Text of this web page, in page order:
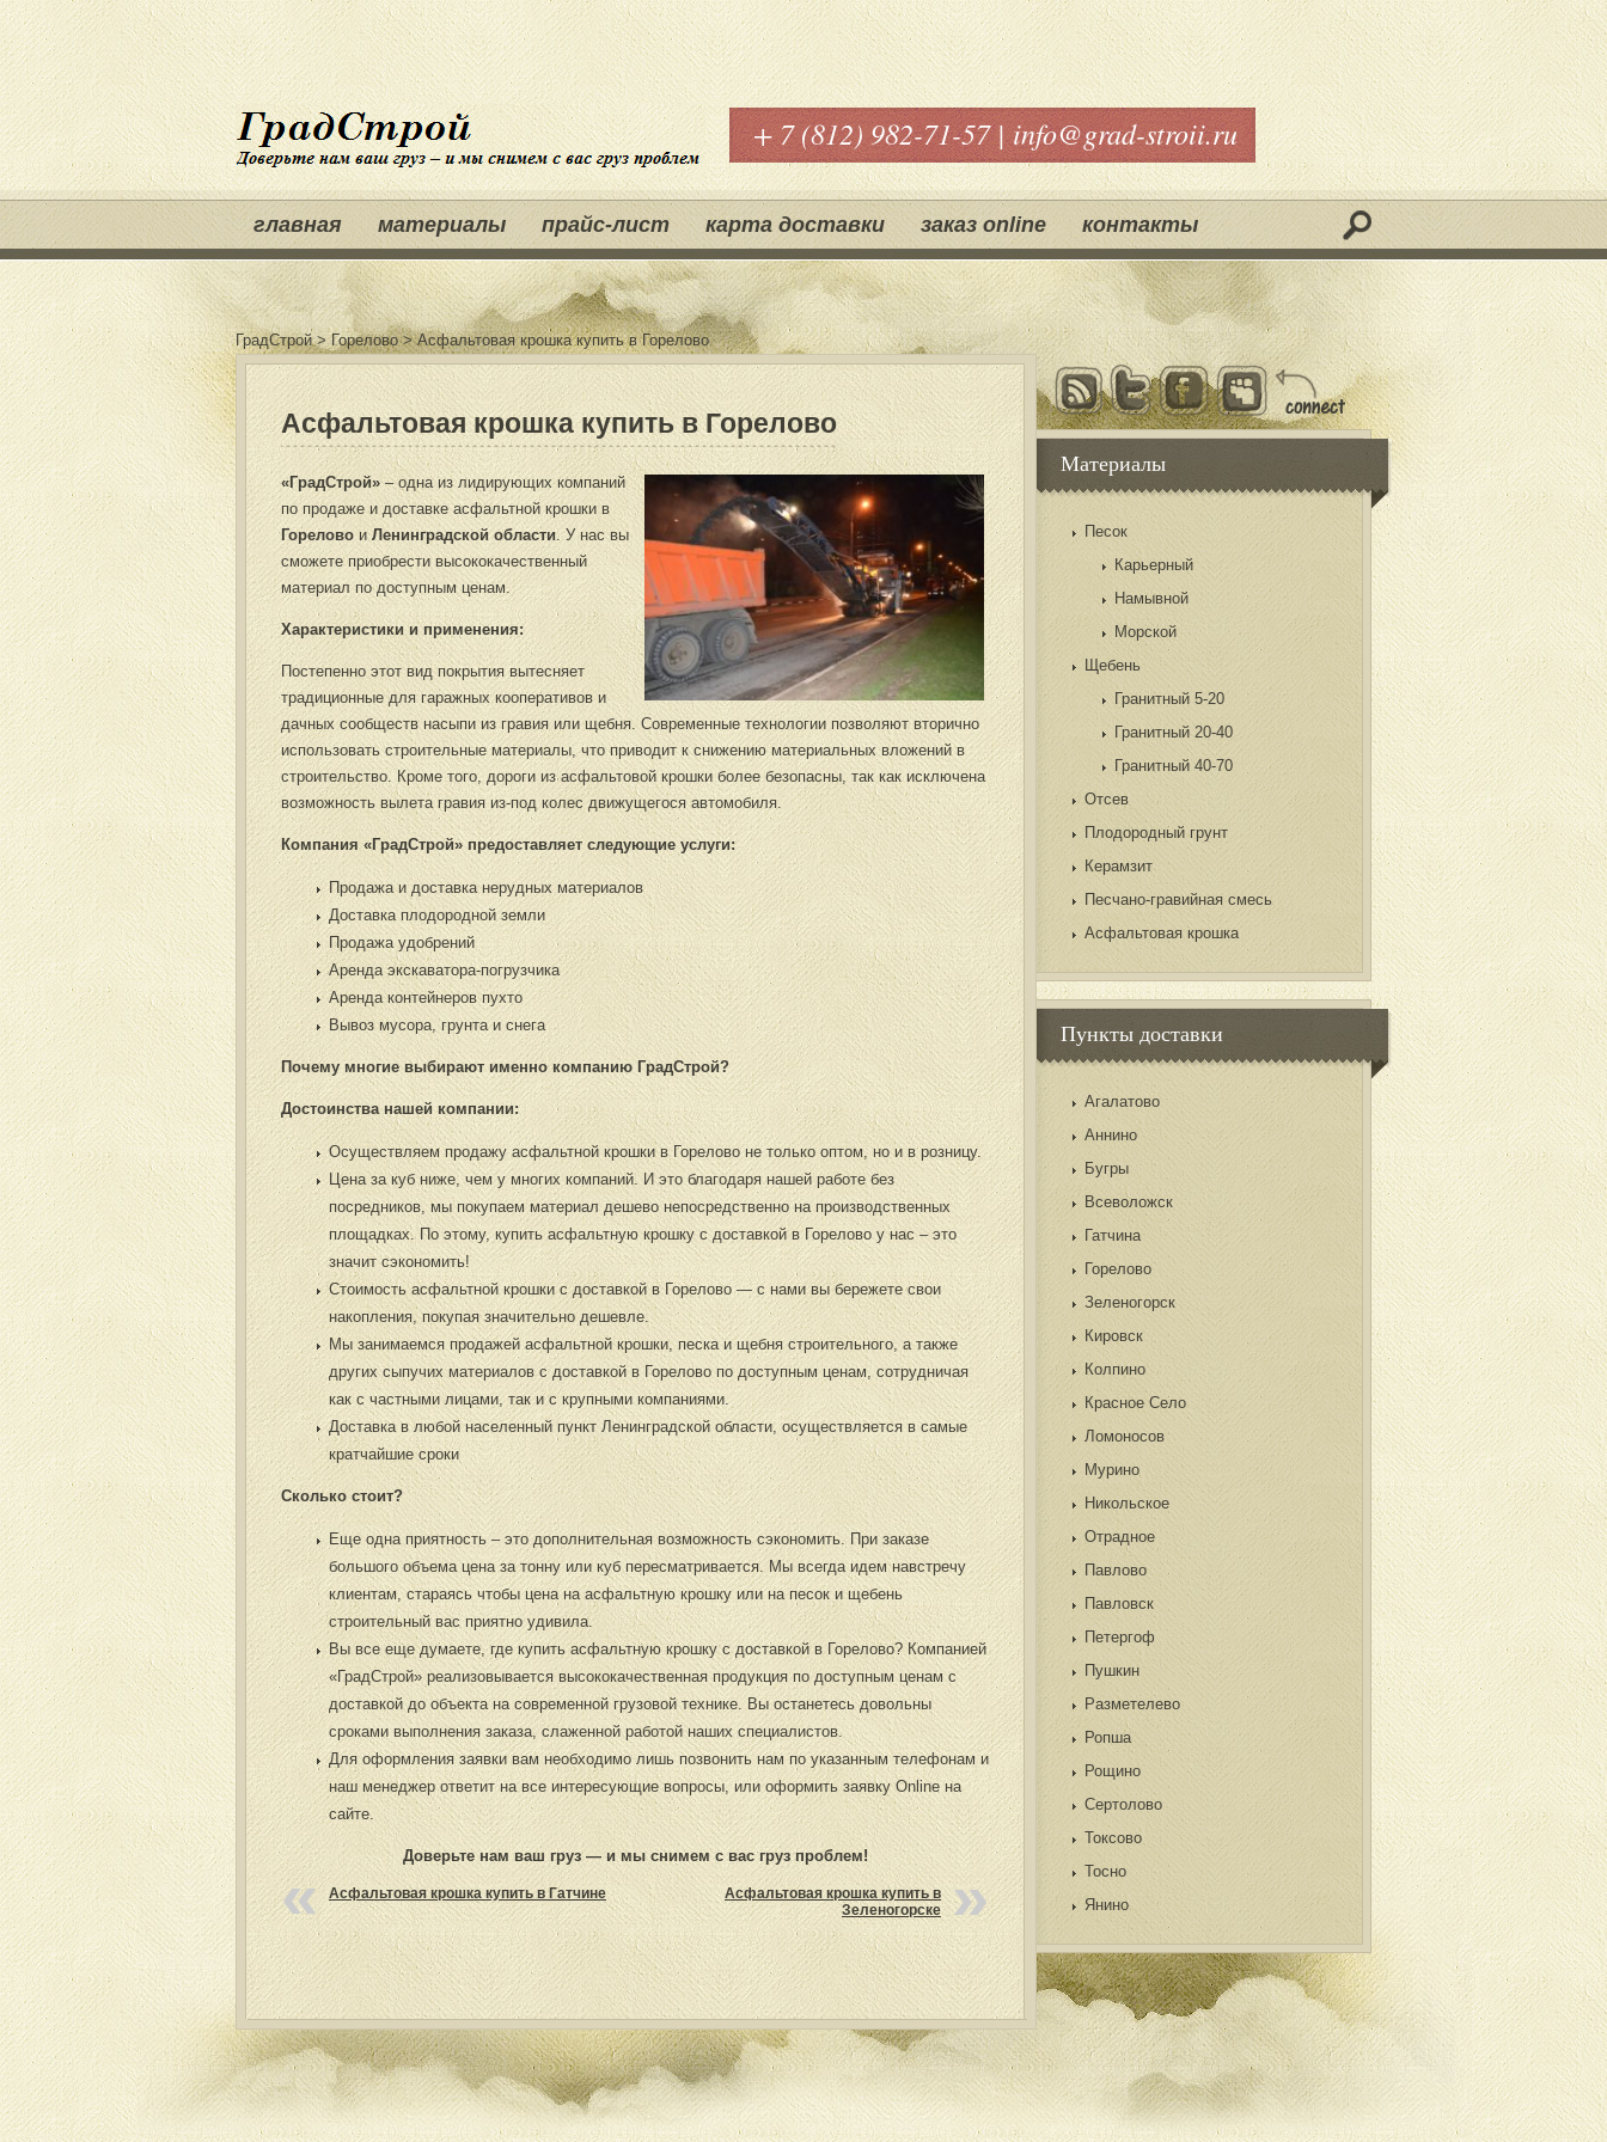
+ 7 (812) 982-71-57 | info@grad-stroii.ru
главная материалы прайс-лист карта доставки заказ оnline контакты
ГрадСтрой>Горелово>Асфальтовая крошка купить в Горелово
Асфальтовая крошка купить в Горелово
«ГрадСтрой»– одна из лидирующих компаний
по продаже и доставке асфальтной крошки в
Горелово иЛенинградской области. У нас вы
сможете приобрести высококачественный
материал по доступным ценам.
Характеристики и применения:
Постепенно этот вид покрытия вытесняет
традиционные для гаражных кооперативов и
дачных сообществ насыпи из гравия или щебня. Современные технологии позволяют вторично
использовать строительные материалы, что приводит к снижению материальных вложений в
строительство. Кроме того, дороги из асфальтовой крошки более безопасны, так как исключена
возможность вылета гравия из-под колес движущегося автомобиля.
Компания «ГрадСтрой» предоставляет следующие услуги:
Продажа и доставка нерудных материалов
Доставка плодородной земли
Продажа удобрений
Аренда экскаватора-погрузчика
Аренда контейнеров пухто
Вывоз мусора, грунта и снега
Почему многие выбирают именно компанию ГрадСтрой?
Достоинства нашей компании:
Осуществляем продажу асфальтной крошки в Горелово не только оптом, но и в розницу.
Цена за куб ниже, чем у многих компаний. И это благодаря нашей работе без
посредников, мы покупаем материал дешево непосредственно на производственных
площадках. По этому, купить асфальтную крошку с доставкой в Горелово у нас – это
значит сэкономить!
Стоимость асфальтной крошки с доставкой в Горелово — с нами вы бережете свои
накопления, покупая значительно дешевле.
Мы занимаемся продажей асфальтной крошки, песка и щебня строительного, а также
других сыпучих материалов с доставкой в Горелово по доступным ценам, сотрудничая
как с частными лицами, так и с крупными компаниями.
Доставка в любой населенный пункт Ленинградской области, осуществляется в самые
кратчайшие сроки
Сколько стоит?
Еще одна приятность – это дополнительная возможность сэкономить. При заказе
большого объема цена за тонну или куб пересматривается. Мы всегда идем навстречу
клиентам, стараясь чтобы цена на асфальтную крошку или на песок и щебень
строительный вас приятно удивила.
Вы все еще думаете, где купить асфальтную крошку с доставкой в Горелово? Компанией
«ГрадСтрой» реализовывается высококачественная продукция по доступным ценам с
доставкой до объекта на современной грузовой технике. Вы останетесь довольны
сроками выполнения заказа, слаженной работой наших специалистов.
Для оформления заявки вам необходимо лишь позвонить нам по указанным телефонам и
наш менеджер ответит на все интересующие вопросы, или оформить заявку Online на
сайте.
Доверьте нам ваш груз — и мы снимем с вас груз проблем!
Асфальтовая крошка купить в Гатчине
Асфальтовая крошка купить в
Зеленогорске
Материалы
Песок
Карьерный
Намывной
Морской
Щебень
Гранитный 5-20
Гранитный 20-40
Гранитный 40-70
Отсев
Плодородный грунт
Керамзит
Песчано-гравийная смесь
Асфальтовая крошка
Пункты доставки
Агалатово
Аннино
Бугры
Всеволожск
Гатчина
Горелово
Зеленогорск
Кировск
Колпино
Красное Село
Ломоносов
Мурино
Никольское
Отрадное
Павлово
Павловск
Петергоф
Пушкин
Разметелево
Ропша
Рощино
Сертолово
Токсово
Тосно
Янино